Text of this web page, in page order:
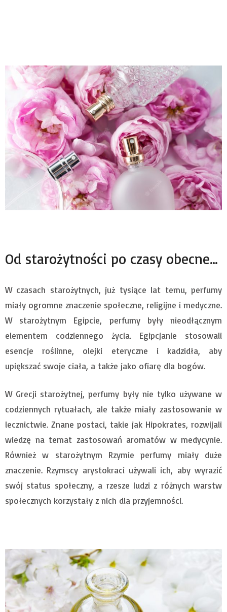
Od starożytności po czasy obecne…
W czasach starożytnych, już tysiące lat temu, perfumy
miały ogromne znaczenie społeczne, religijne i medyczne.
W starożytnym Egipcie, perfumy były nieodłącznym
elementem codziennego życia. Egipcjanie stosowali
esencje roślinne, olejki eteryczne i kadzidła, aby
upiększać swoje ciała, a także jako ofiarę dla bogów.
W Grecji starożytnej, perfumy były nie tylko używane w
codziennych rytuałach, ale także miały zastosowanie w
lecznictwie. Znane postaci, takie jak Hipokrates, rozwijali
wiedzę na temat zastosowań aromatów w medycynie.
Również w starożytnym Rzymie perfumy miały duże
znaczenie. Rzymscy arystokraci używali ich, aby wyrazić
swój status społeczny, a rzesze ludzi z różnych warstw
społecznych korzystały z nich dla przyjemności.